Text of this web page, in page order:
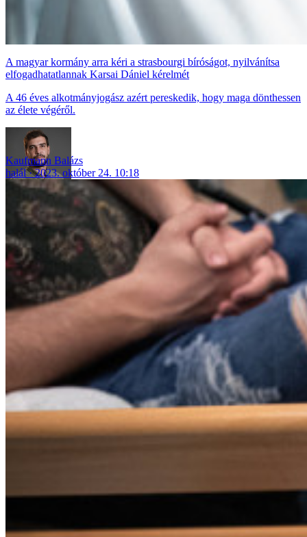
A magyar kormány arra kéri a strasbourgi bíróságot, nyilvánítsa
elfogadhatatlannak Karsai Dániel kérelmét
A 46 éves alkotmányjogász azért pereskedik, hogy maga dönthessen
az élete végéről.
Kaufmann Balázs
halál
2023. október 24. 10:18